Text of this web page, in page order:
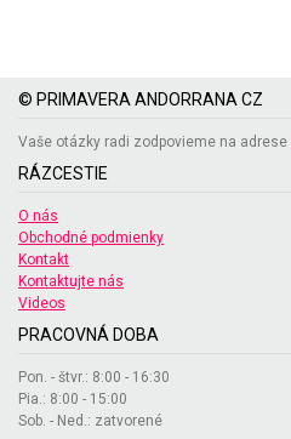
© PRIMAVERA ANDORRANA CZ
Vaše otázky radi zodpovieme na adrese
RÁZCESTIE
O nás
Obchodné podmienky
Kontakt
Kontaktujte nás
Videos
PRACOVNÁ DOBA
Pon. - štvr.: 8:00 - 16:30
Pia.: 8:00 - 15:00
Sob. - Ned.: zatvorené